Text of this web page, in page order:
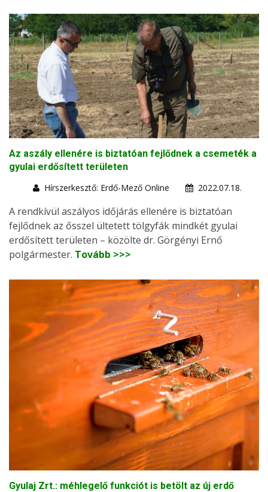
Az aszály ellenére is biztatóan fejlődnek a csemeték a
gyulai erdősített területen
Hírszerkesztő: Erdő-Mező Online
2022.07.18.
A rendkívül aszályos időjárás ellenére is biztatóan
fejlődnek az ősszel ültetett tölgyfák mindkét gyulai
erdősített területen – közölte dr. Görgényi Ernő
polgármester. Tovább >>>
Gyulaj Zrt.: méhlegelő funkciót is betölt az új erdő